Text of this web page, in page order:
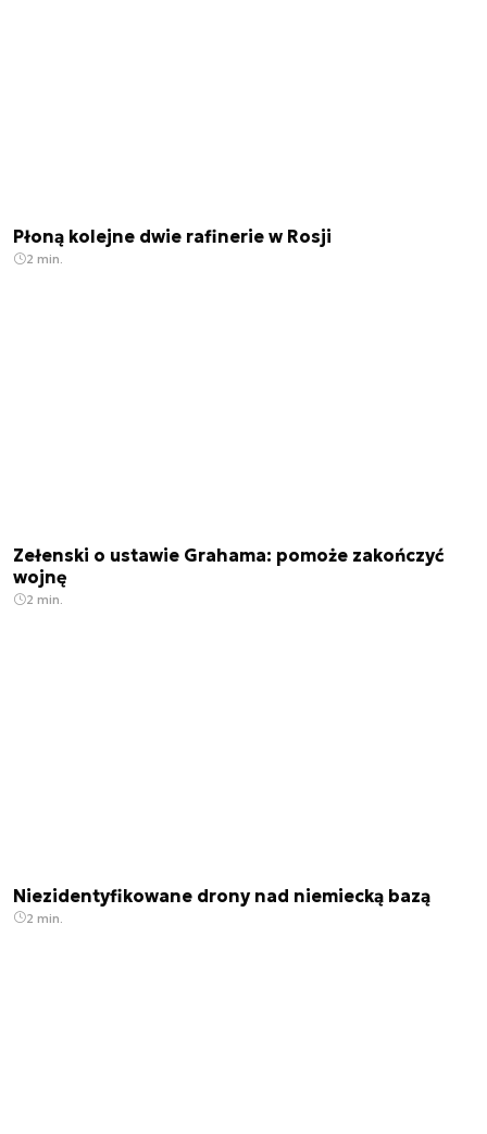
Płoną kolejne dwie rafinerie w Rosji
2 min.
Zełenski o ustawie Grahama: pomoże zakończyć
wojnę
2 min.
Niezidentyfikowane drony nad niemiecką bazą
2 min.